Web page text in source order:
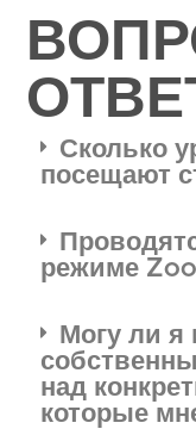
Сколько
посещают
режиме
Могу ли я
над
которые